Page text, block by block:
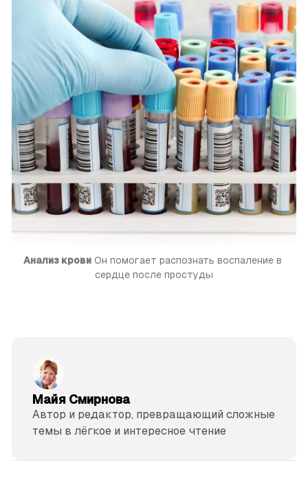
Анализ крови Он помогает распознать воспаление в
сердце после простуды
Майя Смирнова
Автор и редактор, превращающий сложные
темы в лёгкое и интересное чтение